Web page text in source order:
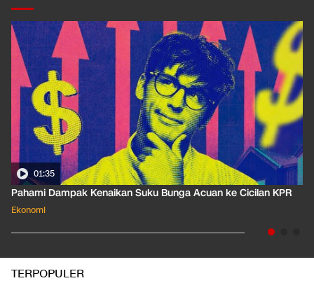
01:35
Pahami Dampak Kenaikan Suku Bunga Acuan ke Cicilan KPR
Ekonomi
TERPOPULER